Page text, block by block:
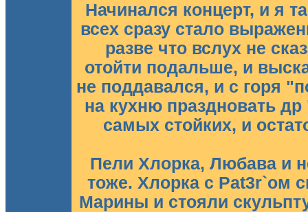
Начинался концерт, и я
всех сразу стало
разве что вслух не
отойти подальше, и
не поддавался, и с горя
на кухню праздновать
самых стойких, и
Пели Хлорка, Любава и
тоже. Хлорка с Pat3r`ом
Марины и стояли